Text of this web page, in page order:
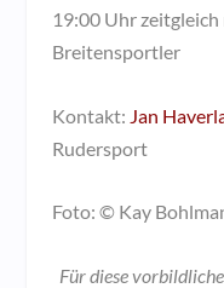
19:00 Uhr
Breitensportler
Kontakt: Jan
Rudersport
Foto: © Kay
Für diese